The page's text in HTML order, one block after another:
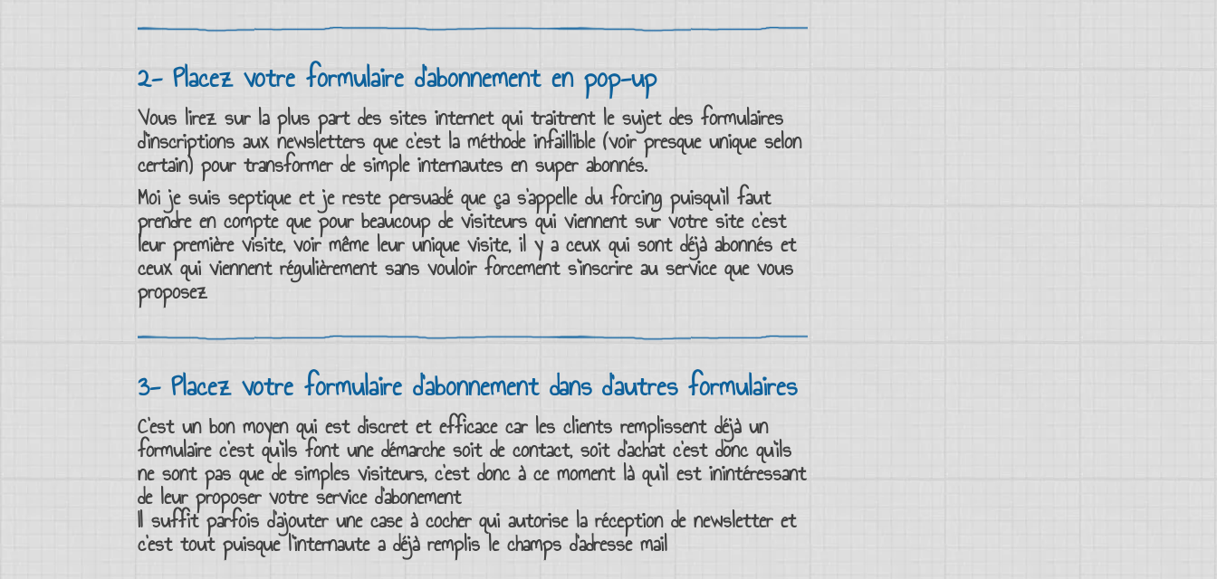
2- Placez votre formulaire d’abonnement en pop-up
Vous lirez sur la plus part des sites internetqui traitrent le sujet des formulaires
d’inscriptions aux newsletters que c’est la méthode infaillible (voir presque unique selon
certain) pour transformer de simple internautes en super abonnés.
Moi je suis septique et je reste persuadé que ça s’appelle du forcing puisqu’il faut
prendre en compte que pour beaucoup de visiteurs qui viennent sur votresitec’est
leur première visite, voir même leur unique visite, il y a ceux qui sont déjà abonnés et
ceux qui viennent régulièrement sans vouloir forcement s’inscrire au serviceque vous
proposez
3- Placez votre formulaire d’abonnement dans d’autres formulaires
C’est un bon moyen qui est discret et efficace car les clients remplissent déjà un
formulairec’est qu’ils font une démarche soit de contact, soit d’achat c’est donc qu’ils
ne sont pas que de simples visiteurs, c’est donc à ce moment là qu’il est inintéressant
de leur proposer votre service d’abonement
Il suffit parfois d’ajouter une case à cocherqui autorise la réception de newsletteret
c’est tout puisque l’internaute a déjà remplis le champs d’adresse mail